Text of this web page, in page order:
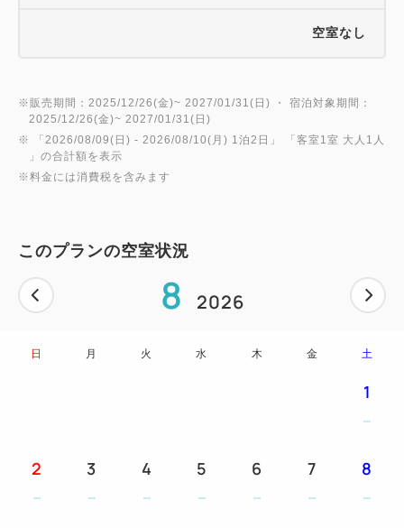
お客様ご自身で有料駐車場へ駐車をしていただくよ
うにお願い致します。
＝＝＝＝＝＝＝＝＝＝＝＝＝＝＝＝＝＝＝＝＝＝＝＝
＝
り以下の金額となります。
宿泊料金が2万円未満：300円
宿泊料金が2万円以上5万円未満：400円
空室なし
※販売期間：2025/12/26(金)~ 2027/01/31(日) ・ 宿泊対象期間：
2025/12/26(金)~ 2027/01/31(日)
※ 「 2026/08/09(日) - 2026/08/10(月) 1泊2日 」 「客室1室 大人1人
」の合計額を表示
※料金には消費税を含みます
このプランの空室状況
8 2026
日 月 火 水 木 金 土
1
2 3 4 5 6 7 8